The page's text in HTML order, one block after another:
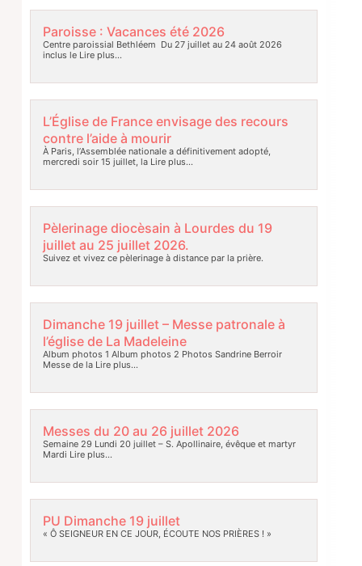
Paroisse : Vacances été 2026
Centre paroissial Bethléem Du 27 juillet au 24 août 2026
inclus leLire plus…
L’Église de France envisage des recours
contre l’aide à mourir
À Paris, l’Assemblée nationale a définitivement adopté,
mercredi soir 15 juillet, laLire plus…
Pèlerinage diocèsain à Lourdes du 19
juillet au 25 juillet 2026.
Suivez et vivez ce pèlerinage à distance par la prière.
Dimanche 19 juillet – Messe patronale à
l’église de La Madeleine
Album photos 1 Album photos 2 Photos Sandrine Berroir
Messe de laLire plus…
Messes du 20 au 26 juillet 2026
Semaine 29 Lundi 20 juillet – S. Apollinaire, évêque et martyr
Mardi Lire plus…
PU Dimanche 19 juillet
« Ô SEIGNEUR EN CE JOUR, ÉCOUTE NOS PRIÈRES ! »